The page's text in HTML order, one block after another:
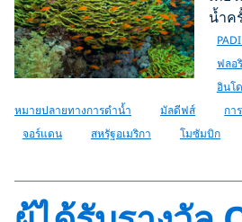
น้ำค
ฟลอ
อินโ
หมายปลายทางการดำน้ำ
มัลดีฟส์
กา
จอร์แดน
สหรัฐอเมริกา โมซัมบิก